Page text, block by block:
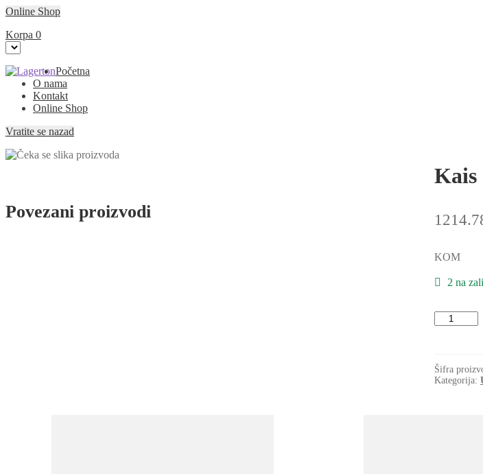
Online Shop
Korpa 0
Preskoči
na
navigaciju
Skoči
na
sadržaj
Početna
O nama
Kontakt
Online Shop
Vratite se nazad
Kais
KOM
2 na
Kais
20x4300
količina
Šifra
Kategorija:
Povezani proizvodi